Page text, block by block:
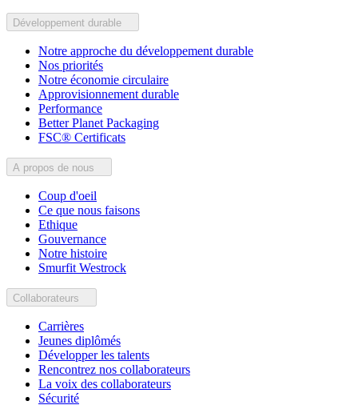
Développement durable
Notre approche du développement durable
Nos priorités
Notre économie circulaire
Approvisionnement durable
Performance
Better Planet Packaging
FSC® Certificats
A propos de nous
Coup d'oeil
Ce que nous faisons
Ethique
Gouvernance
Notre histoire
Smurfit Westrock
Collaborateurs
Carrières
Jeunes diplômés
Développer les talents
Rencontrez nos collaborateurs
La voix des collaborateurs
Sécurité